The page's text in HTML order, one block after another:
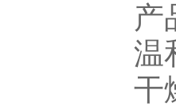
产
温
干